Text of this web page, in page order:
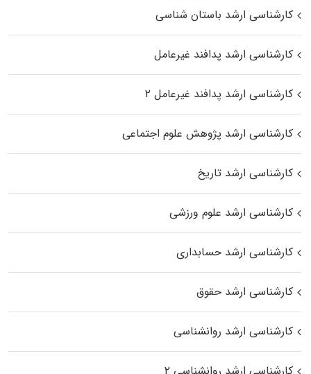
کارشناسی ارشد باستان شناسی
کارشناسی ارشد پدافند غیرعامل
کارشناسی ارشد پدافند غیرعامل ۲
کارشناسی ارشد پژوهش علوم اجتماعی
کارشناسی ارشد تاریخ
کارشناسی ارشد علوم ورزشی
کارشناسی ارشد حسابداری
کارشناسی ارشد حقوق
کارشناسی ارشد روانشناسی